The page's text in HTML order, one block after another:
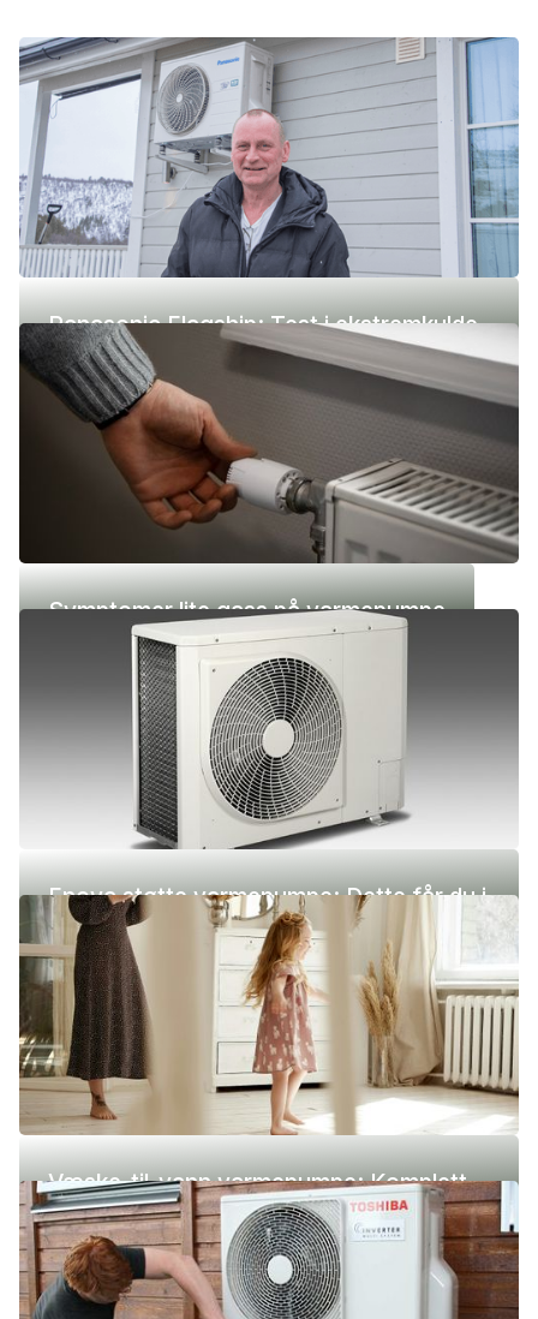
Panasonic Flagship: Test i ekstremkulde
(-42 °C)
Symptomer lite gass på varmepumpe
Enova støtte varmepumpe: Dette får du i
2026
Væske-til-vann varmepumpe: Komplett
guide (pris, fordeler og ulemper)